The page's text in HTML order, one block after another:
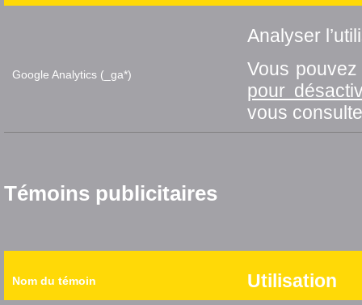
Google Analytics (_ga*)
Analyser
Vous
pour
vous
Témoins publicitaires
Nom du témoin Utilisation